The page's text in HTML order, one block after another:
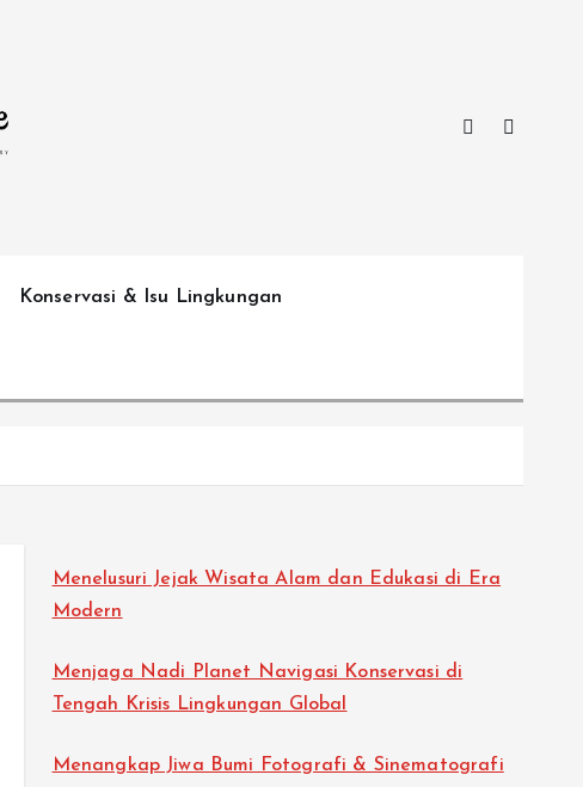
Konservasi & Isu Lingkungan
Menelusuri Jejak Wisata Alam dan Edukasi di Era
Modern
Menjaga Nadi Planet Navigasi Konservasi di
Tengah Krisis Lingkungan Global
Menangkap Jiwa Bumi Fotografi & Sinematografi